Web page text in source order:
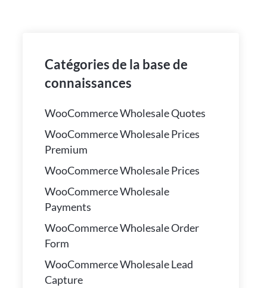
Catégories de la base de
connaissances
WooCommerce Wholesale Quotes
WooCommerce Wholesale Prices
Premium
WooCommerce Wholesale Prices
WooCommerce Wholesale
Payments
WooCommerce Wholesale Order
Form
WooCommerce Wholesale Lead
Capture